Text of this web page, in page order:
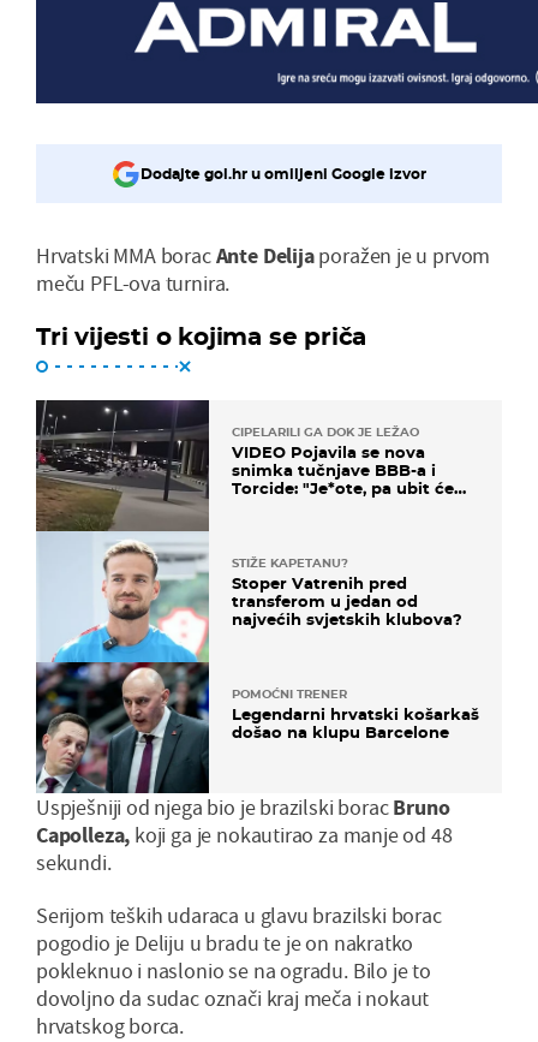
Dodajte gol.hr u omiljeni Google izvor
Hrvatski MMA boracAnte Delijaporažen je u prvom
meču PFL-ova turnira.
Tri vijesti o kojima se priča
CIPELARILI GA DOK JE LEŽAO
VIDEO Pojavila se nova
snimka tučnjave BBB-a i
Torcide: "Je*ote, pa ubit će
STIŽE KAPETANU?
Stoper Vatrenih pred
transferom u jedan od
najvećih svjetskih klubova?
POMOĆNI TRENER
Legendarni hrvatski košarkaš
došao na klupu Barcelone
Uspješniji od njega bio je brazilski boracBruno
Capolleza, koji ga je nokautirao za manje od 48
sekundi.
Serijom teških udaraca u glavu brazilski borac
pogodio je Deliju u bradu te je on nakratko
pokleknuo i naslonio se na ogradu. Bilo je to
dovoljno da sudac označi kraj meča i nokaut
hrvatskog borca.